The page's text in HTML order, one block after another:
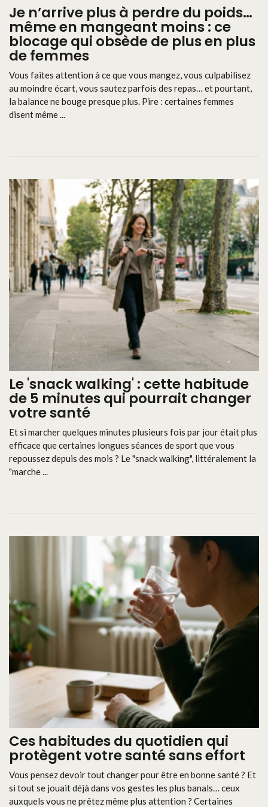
Je n’arrive plus à perdre du poids…
même en mangeant moins : ce
blocage qui obsède de plus en plus
de femmes
Vous faites attention à ce que vous mangez, vous culpabilisez
au moindre écart, vous sautez parfois des repas… et pourtant,
la balance ne bouge presque plus. Pire : certaines femmes
disent même ...
Le 'snack walking' : cette habitude
de 5 minutes qui pourrait changer
votre santé
Et si marcher quelques minutes plusieurs fois par jour était plus
efficace que certaines longues séances de sport que vous
repoussez depuis des mois ? Le "snack walking", littéralement la
"marche ...
Ces habitudes du quotidien qui
protègent votre santé sans effort
Vous pensez devoir tout changer pour être en bonne santé ? Et
si tout se jouait déjà dans vos gestes les plus banals… ceux
auxquels vous ne prêtez même plus attention ? Certaines